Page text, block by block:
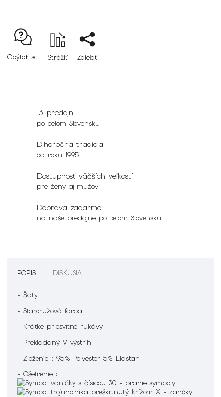
Opýtať sa Strážiť Zdieľať
13 predajní
po celom Slovensku
Dlhoročná tradícia
od roku 1995
Dostupnosť väčších veľkostí
pre ženy aj mužov
Doprava zadarmo
na naše predajne po celom Slovensku
POPIS DISKUSIA
- Šaty
- Staroružová farba
- Krátke priesvitné rukávy
- Prekladaný V výstrih
- Zloženie : 95% Polyester 5% Elastan
- Ošetrenie :